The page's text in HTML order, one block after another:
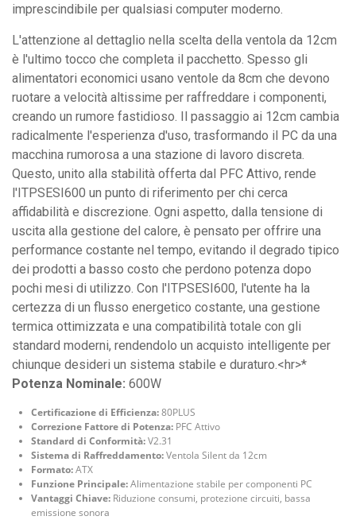
imprescindibile per qualsiasi computer moderno.
L'attenzione al dettaglio nella scelta della ventola da 12cm
è l'ultimo tocco che completa il pacchetto. Spesso gli
alimentatori economici usano ventole da 8cm che devono
ruotare a velocità altissime per raffreddare i componenti,
creando un rumore fastidioso. Il passaggio ai 12cm cambia
radicalmente l'esperienza d'uso, trasformando il PC da una
macchina rumorosa a una stazione di lavoro discreta.
Questo, unito alla stabilità offerta dal PFC Attivo, rende
l'ITPSESI600 un punto di riferimento per chi cerca
affidabilità e discrezione. Ogni aspetto, dalla tensione di
uscita alla gestione del calore, è pensato per offrire una
performance costante nel tempo, evitando il degrado tipico
dei prodotti a basso costo che perdono potenza dopo
pochi mesi di utilizzo. Con l'ITPSESI600, l'utente ha la
certezza di un flusso energetico costante, una gestione
termica ottimizzata e una compatibilità totale con gli
standard moderni, rendendolo un acquisto intelligente per
chiunque desideri un sistema stabile e duraturo.<hr>*
Potenza Nominale: 600W
Certificazione di Efficienza:80PLUS
Correzione Fattore di Potenza: PFC Attivo
Standard di Conformità:V2.31
Sistema di Raffreddamento:Ventola Silent da 12cm
Formato:ATX
Funzione Principale:Alimentazione stabile per componenti PC
Vantaggi Chiave: Riduzione consumi, protezione circuiti, bassa
emissione sonora